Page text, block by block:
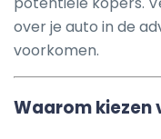
over je auto in de
voorkomen.
Waarom kiezen